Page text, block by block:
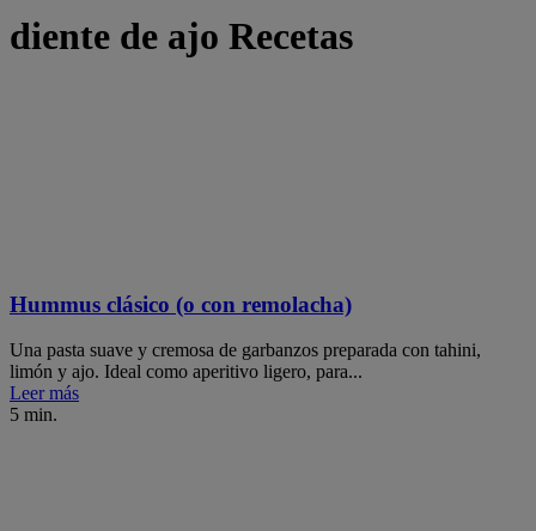
diente de ajo Recetas
Hummus clásico (o con remolacha)
Una pasta suave y cremosa de garbanzos preparada con tahini,
limón y ajo. Ideal como aperitivo ligero, para...
Leer más
5 min.